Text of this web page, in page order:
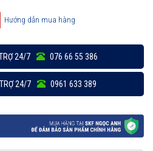
Hướng dẫn mua hàng
24/7 076 66 55 386
24/7 0961 633 389